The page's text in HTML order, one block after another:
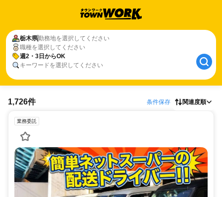
栃木県勤務地を選択してください
職種を選択してください
週2・3日からOK
キーワードを選択してください
1,726件 条件保存 関連度順
業務委託